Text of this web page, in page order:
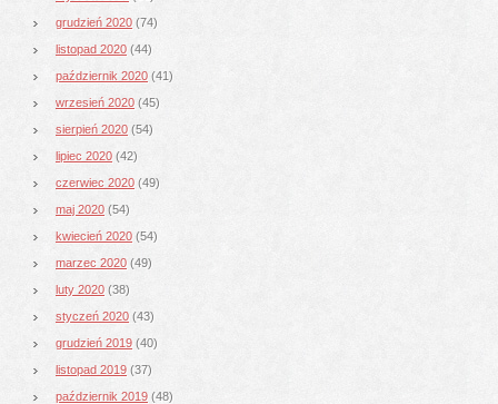
grudzień 2020 (74)
listopad 2020 (44)
październik 2020 (41)
wrzesień 2020 (45)
sierpień 2020 (54)
lipiec 2020 (42)
czerwiec 2020 (49)
maj 2020 (54)
kwiecień 2020 (54)
marzec 2020 (49)
luty 2020 (38)
styczeń 2020 (43)
grudzień 2019 (40)
listopad 2019 (37)
październik 2019 (48)